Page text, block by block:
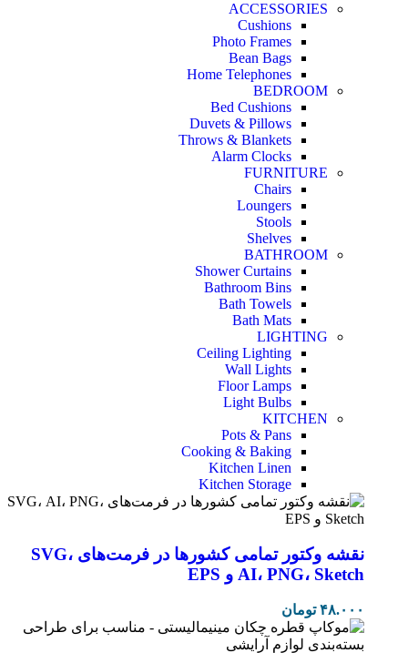
ACCESSORIES
Cushions
Photo Frames
Bean Bags
Home Telephones
BEDROOM
Bed Cushions
Duvets & Pillows
Throws & Blankets
Alarm Clocks
FURNITURE
Chairs
Loungers
Stools
Shelves
BATHROOM
Shower Curtains
Bathroom Bins
Bath Towels
Bath Mats
LIGHTING
Ceiling Lighting
Wall Lights
Floor Lamps
Light Bulbs
KITCHEN
Pots & Pans
Cooking & Baking
Kitchen Linen
Kitchen Storage
نقشه وکتور تمامی کشورها در فرمت‌های SVG،
AI، PNG، Sketch و EPS
۴۸.۰۰۰ تومان